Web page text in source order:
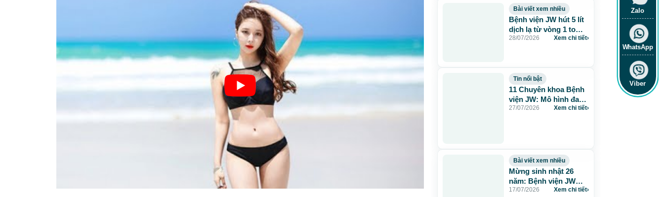
Bài viết xem nhiều
Bệnh viện JW hút 5 lít
dịch lạ từ vòng 1 to
115cm do tiêm mỡ
28/07/2026 Xem chi tiết›
Tin nổi bật
11 Chuyên khoa Bệnh
viện JW: Mô hình đa
khoa chuẩn Hàn chăm
27/07/2026 Xem chi tiết›
Bài viết xem nhiều
Mừng sinh nhật 26
năm: Bệnh viện JW
tặng 260 suất thẩm mỹ
17/07/2026 Xem chi tiết›
Zalo
WhatsApp
Viber